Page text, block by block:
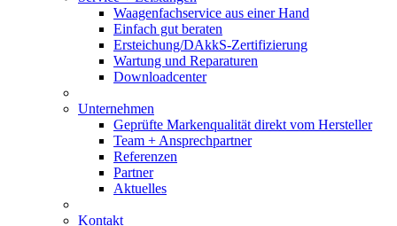
Waagenfachservice aus einer Hand
Einfach gut beraten
Ersteichung/DAkkS-Zertifizierung
Wartung und Reparaturen
Downloadcenter
Unternehmen
Geprüfte Markenqualität direkt vom Hersteller
Team + Ansprechpartner
Referenzen
Partner
Aktuelles
Kontakt